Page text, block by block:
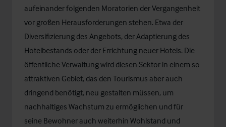
aufeinander folgenden Moratorien der Vergangenheit
vor großen Herausforderungen stehen. Etwa der
Diversifizierung des Angebots, der Adaptierung des
Hotelbestands oder der Errichtung neuer Hotels. Die
öffentliche Verwaltung wird diesen Sektor in einem so
attraktiven Gebiet, das den Tourismus aber auch
dringend benötigt, neu gestalten müssen, um
nachhaltiges Wachstum zu ermöglichen und für
seine Bewohner auch weiterhin Wohlstand und